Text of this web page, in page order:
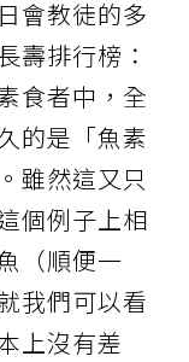
會教徒的多
壽排行榜：
食者中，全
的是「魚素
雖然這又只
個例子上相
（順便一
我們可以看
上沒有差